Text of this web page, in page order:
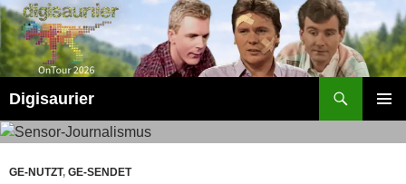
Zum
Inhalt
springen
Digisaurier
GE-NUTZT, GE-SENDET